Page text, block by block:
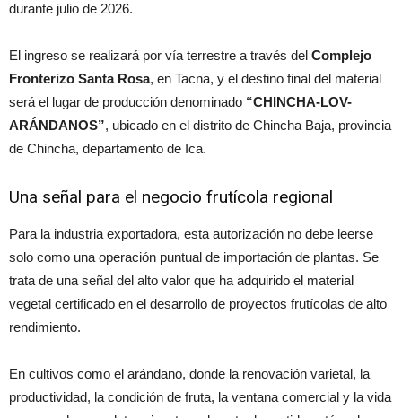
durante julio de 2026.
El ingreso se realizará por vía terrestre a través del Complejo
Fronterizo Santa Rosa, en Tacna, y el destino final del material
será el lugar de producción denominado “CHINCHA-LOV-
ARÁNDANOS”, ubicado en el distrito de Chincha Baja, provincia
de Chincha, departamento de Ica.
Una señal para el negocio frutícola regional
Para la industria exportadora, esta autorización no debe leerse
solo como una operación puntual de importación de plantas. Se
trata de una señal del alto valor que ha adquirido el material
vegetal certificado en el desarrollo de proyectos frutícolas de alto
rendimiento.
En cultivos como el arándano, donde la renovación varietal, la
productividad, la condición de fruta, la ventana comercial y la vida